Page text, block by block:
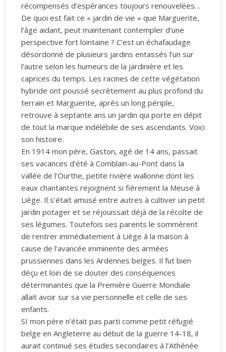
récompensés d’espérances toujours renouvelées…
De quoi est fait ce « jardin de vie » que Marguerite,
l’âge aidant, peut maintenant contempler d’une
perspective fort lointaine ? C’est un échafaudage
désordonné de plusieurs jardins entassés l’un sur
l’autre selon les humeurs de la jardinière et les
caprices du temps. Les racines de cette végétation
hybride ont poussé secrètement au plus profond du
terrain et Marguerite, après un long périple,
retrouve à septante ans un jardin qui porte en dépit
de tout la marque indélébile de ses ascendants. Voici
son histoire.
En 1914 mon père, Gaston, agé de 14 ans, passait
ses vacances d’été à Comblain-au-Pont dans la
vallée de l’Ourthe, petite rivière wallonne dont les
eaux chantantes rejoignent si fièrement la Meuse à
Liège. Il s’était amusé entre autres à cultiver un petit
jardin potager et se réjouissait déjà de la récolte de
ses légumes. Toutefois ses parents le sommèrent
de rentrer immédiatement à Liège à la maison à
cause de l’avancée imminente des armées
prussiennes dans les Ardennes belges. Il fut bien
déçu et loin de se douter des conséquences
déterminantes que la Première Guerre Mondiale
allait avoir sur sa vie personnelle et celle de ses
enfants.
SI mon père n’était pas parti comme petit réfugié
belge en Angleterre au début de la guerre 14-18, il
aurait continué ses études secondaires à l’Athénée